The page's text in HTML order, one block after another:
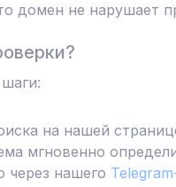
домен не нарушает
на нашей
мгновенно
через нашего